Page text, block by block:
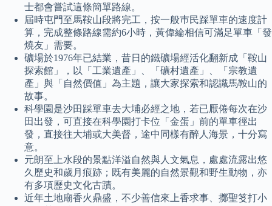
士都會嘗試這條簡單路線。
屆時屯門至馬鞍山段將完工，按一般巿民踩單車的速度計
算，完成整條路線需約6小時，黃偉綸相信可滿足單車「發
燒友」需要。
礦場於1976年已結業，昔日的鐵礦場經活化翻新成「鞍山
探索館」，以「工業遺產」、「礦村遺產」、「宗教遺
產」與「自然價值」為主題，讓大家探索和認識馬鞍山的
故事。
科學園是沙田踩單車去大埔必經之地，若已厭倦每次在沙
田出發，可直接在科學園打卡位「金蛋」前的單車徑出
發，直接往大埔或大美督，途中同樣有醉人海景，十分寫
意。
元朗至上水段的景點洋溢自然與人文氣息，處處流露出悠
久歷史和歲月痕跡；既有美麗的自然景觀和野生動物，亦
有多項歷史文化古蹟。
近年土地廟香火鼎盛，不少善信來上香求事、擲聖笅打小